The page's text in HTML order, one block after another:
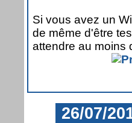
Si vous avez un
de même d'être
attendre au moins
26/07/